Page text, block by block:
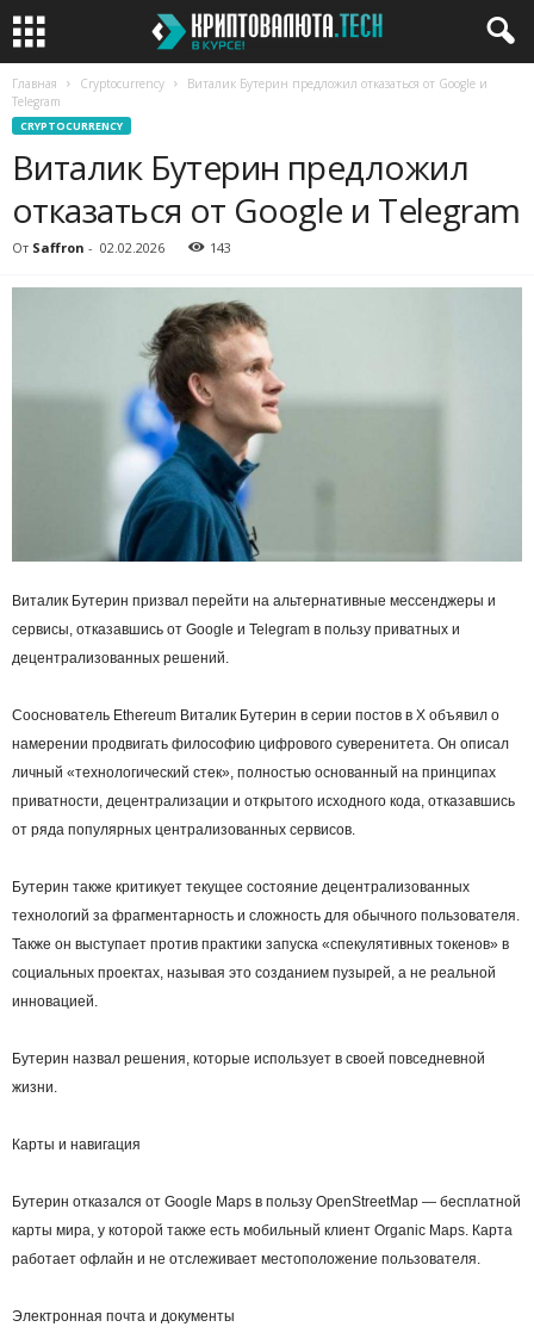
Главная Cryptocurrency
Виталик Бутерин предложил отказаться от Google и
Telegram
CRYPTOCURRENCY
Виталик Бутерин предложил
отказаться от Google и Telegram
От Saffron - 02.02.2026 143
Виталик Бутерин призвал перейти на альтернативные мессенджеры и
сервисы, отказавшись от Google и Telegram в пользу приватных и
децентрализованных решений.
Сооснователь Ethereum Виталик Бутерин в серии постов в X объявил о
намерении продвигать философию цифрового суверенитета. Он описал
личный «технологический стек», полностью основанный на принципах
приватности, децентрализации и открытого исходного кода, отказавшись
от ряда популярных централизованных сервисов.
Бутерин также критикует текущее состояние децентрализованных
технологий за фрагментарность и сложность для обычного пользователя.
Также он выступает против практики запуска «спекулятивных токенов» в
социальных проектах, называя это созданием пузырей, а не реальной
инновацией.
Бутерин назвал решения, которые использует в своей повседневной
жизни.
Карты и навигация
Бутерин отказался от Google Maps в пользу OpenStreetMap — бесплатной
карты мира, у которой также есть мобильный клиент Organic Maps. Карта
работает офлайн и не отслеживает местоположение пользователя.
Электронная почта и документы